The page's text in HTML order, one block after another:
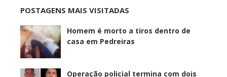
POSTAGENS MAIS VISITADAS
Homem é morto a tiros dentro de
casa em Pedreiras
Operação policial termina com dois